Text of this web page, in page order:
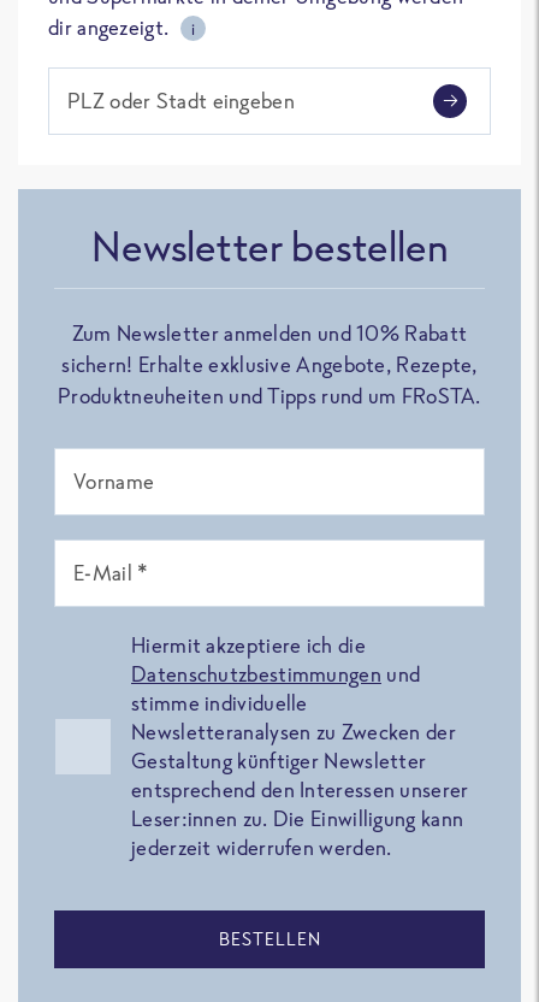
dir angezeigt.
i
PLZ oder Stadt eingeben
Newsletter bestellen
Zum Newsletter anmelden und 10% Rabatt
sichern! Erhalte exklusive Angebote, Rezepte,
Produktneuheiten und Tipps rund um FRoSTA.
Vorname
E-Mail *
Hiermit akzeptiere ich die
Datenschutzbestimmungen und
stimme individuelle
Newsletteranalysen zu Zwecken der
Gestaltung künftiger Newsletter
entsprechend den Interessen unserer
Leser:innen zu. Die Einwilligung kann
jederzeit widerrufen werden.
BESTELLEN